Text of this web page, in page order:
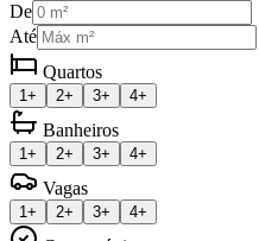
De
Até
Quartos
1+ 2+ 3+ 4+
Banheiros
1+ 2+ 3+ 4+
Vagas
1+ 2+ 3+ 4+